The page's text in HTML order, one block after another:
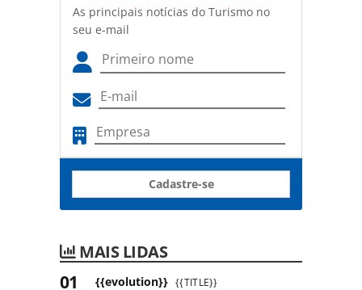
As principais notícias do Turismo no
seu e-mail
Cadastre-se
MAIS LIDAS
{{evolution}} {{TITLE}}